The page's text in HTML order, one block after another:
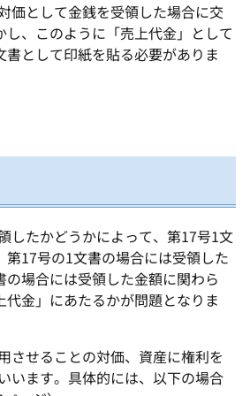
価として金銭を受領した場合に交
、このように「売上代金」として
として印紙を貼る必要がありま
したかどうかによって、第17号1文
17号の1文書の場合には受領した
場合には受領した金額に関わら
金」にあたるかが問題となりま
させることの対価、資産に権利を
います。具体的には、以下の場合